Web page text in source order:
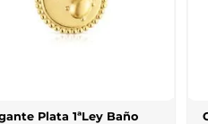
Plata 1ªLey Baño